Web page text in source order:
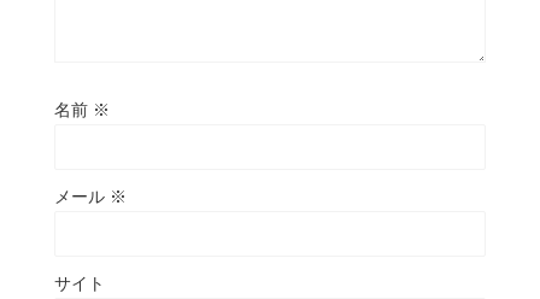
名前 ※
メール ※
サイト